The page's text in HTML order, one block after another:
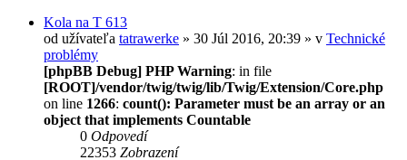
Kola na T 613
od užívateľa tatrawerke » 30 Júl 2016, 20:39 » v Technické
problémy
[phpBB Debug] PHP Warning: in file
[ROOT]/vendor/twig/twig/lib/Twig/Extension/Core.php
on line 1266: count(): Parameter must be an array or an
object that implements Countable
0 Odpovedí
22353 Zobrazení